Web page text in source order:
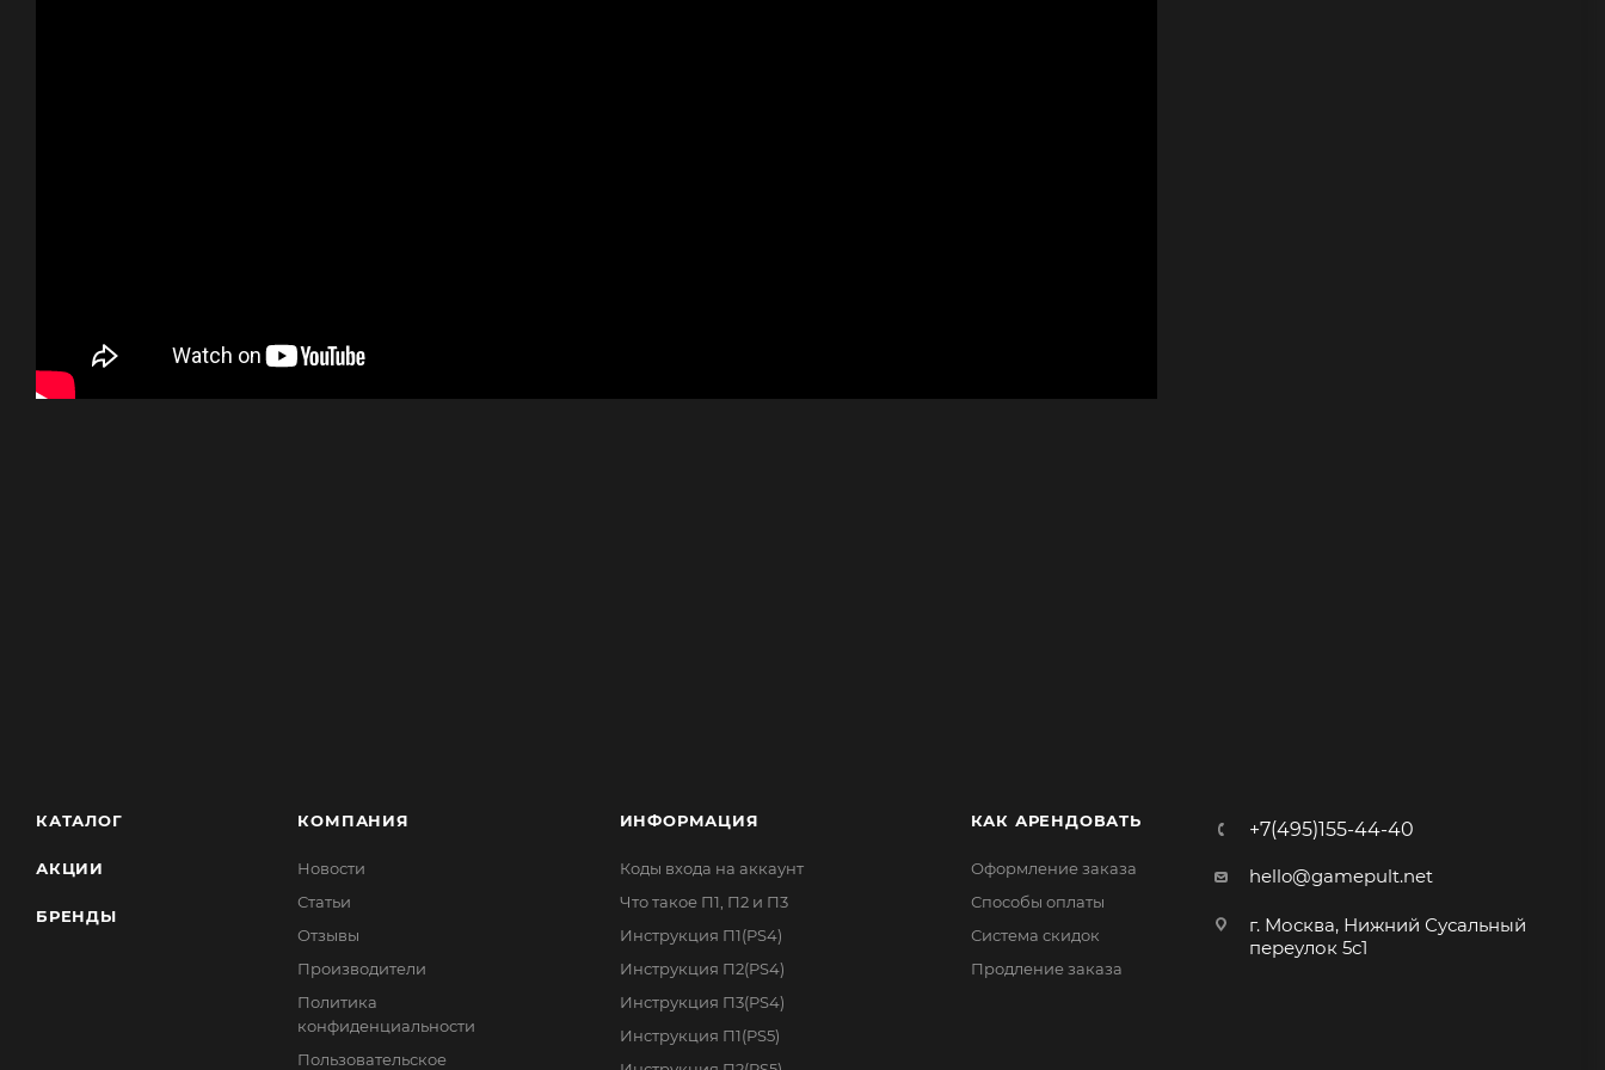
КАТАЛОГ
АКЦИИ
БРЕНДЫ
КОМПАНИЯ
Новости
Статьи
Отзывы
Производители
Политика
конфиденциальности
Пользовательское
ИНФОРМАЦИЯ
Коды входа на аккаунт
Что такое П1, П2 и П3
Инструкция П1(PS4)
Инструкция П2(PS4)
Инструкция П3(PS4)
Инструкция П1(PS5)
КАК АРЕНДОВАТЬ
Оформление заказа
Способы оплаты
Система скидок
Продление заказа
+7(495)155-44-40
hello@gamepult.net
г. Москва, Нижний Сусальный
переулок 5с1